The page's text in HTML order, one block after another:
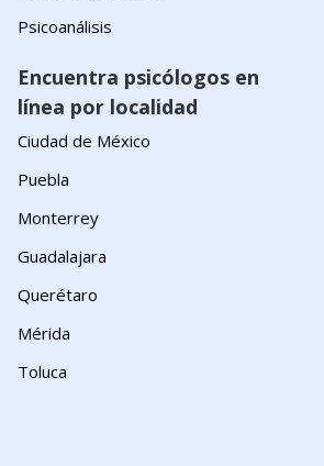
Psicoanálisis
Encuentra psicólogos en
línea por localidad
Ciudad de México
Puebla
Monterrey
Guadalajara
Querétaro
Mérida
Toluca